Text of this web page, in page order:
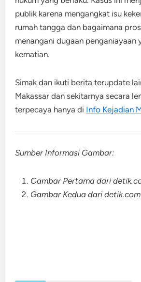
publik karena mengangkat isu
rumah tangga dan bagaimana
menangani dugaan penganiayaan
kematian.
Simak dan ikuti berita terupdate
Makassar dan sekitarnya secara
terpecaya hanya di Info Kejadian
Sumber Informasi Gambar:
Gambar Pertama dari
Gambar Kedua dari detik.com